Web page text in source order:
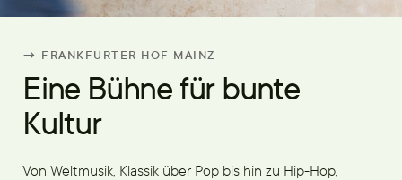
→ FRANKFURTER HOF MAINZ
Eine Bühne für bunte
Kultur
Von Weltmusik, Klassik über Pop bis hin zu Hip-Hop,